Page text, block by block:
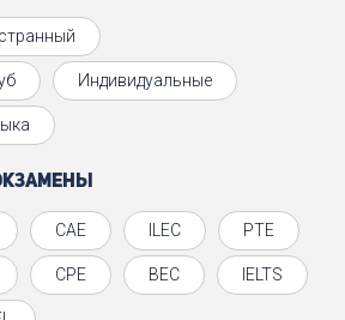
Индивидуальные
CAE ILEC PTE
CPE BEC IELTS